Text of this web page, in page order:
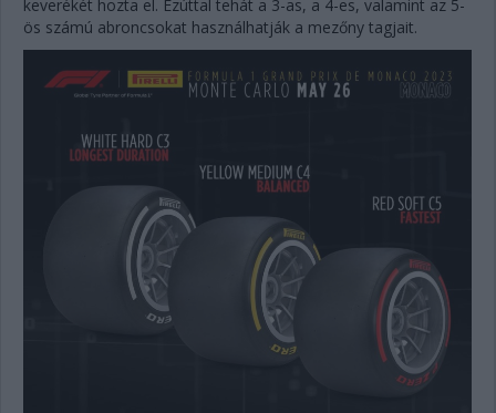
keverékét hozta el. Ezúttal tehát a 3-as, a 4-es, valamint az 5-
ös számú abroncsokat használhatják a mezőny tagjait.